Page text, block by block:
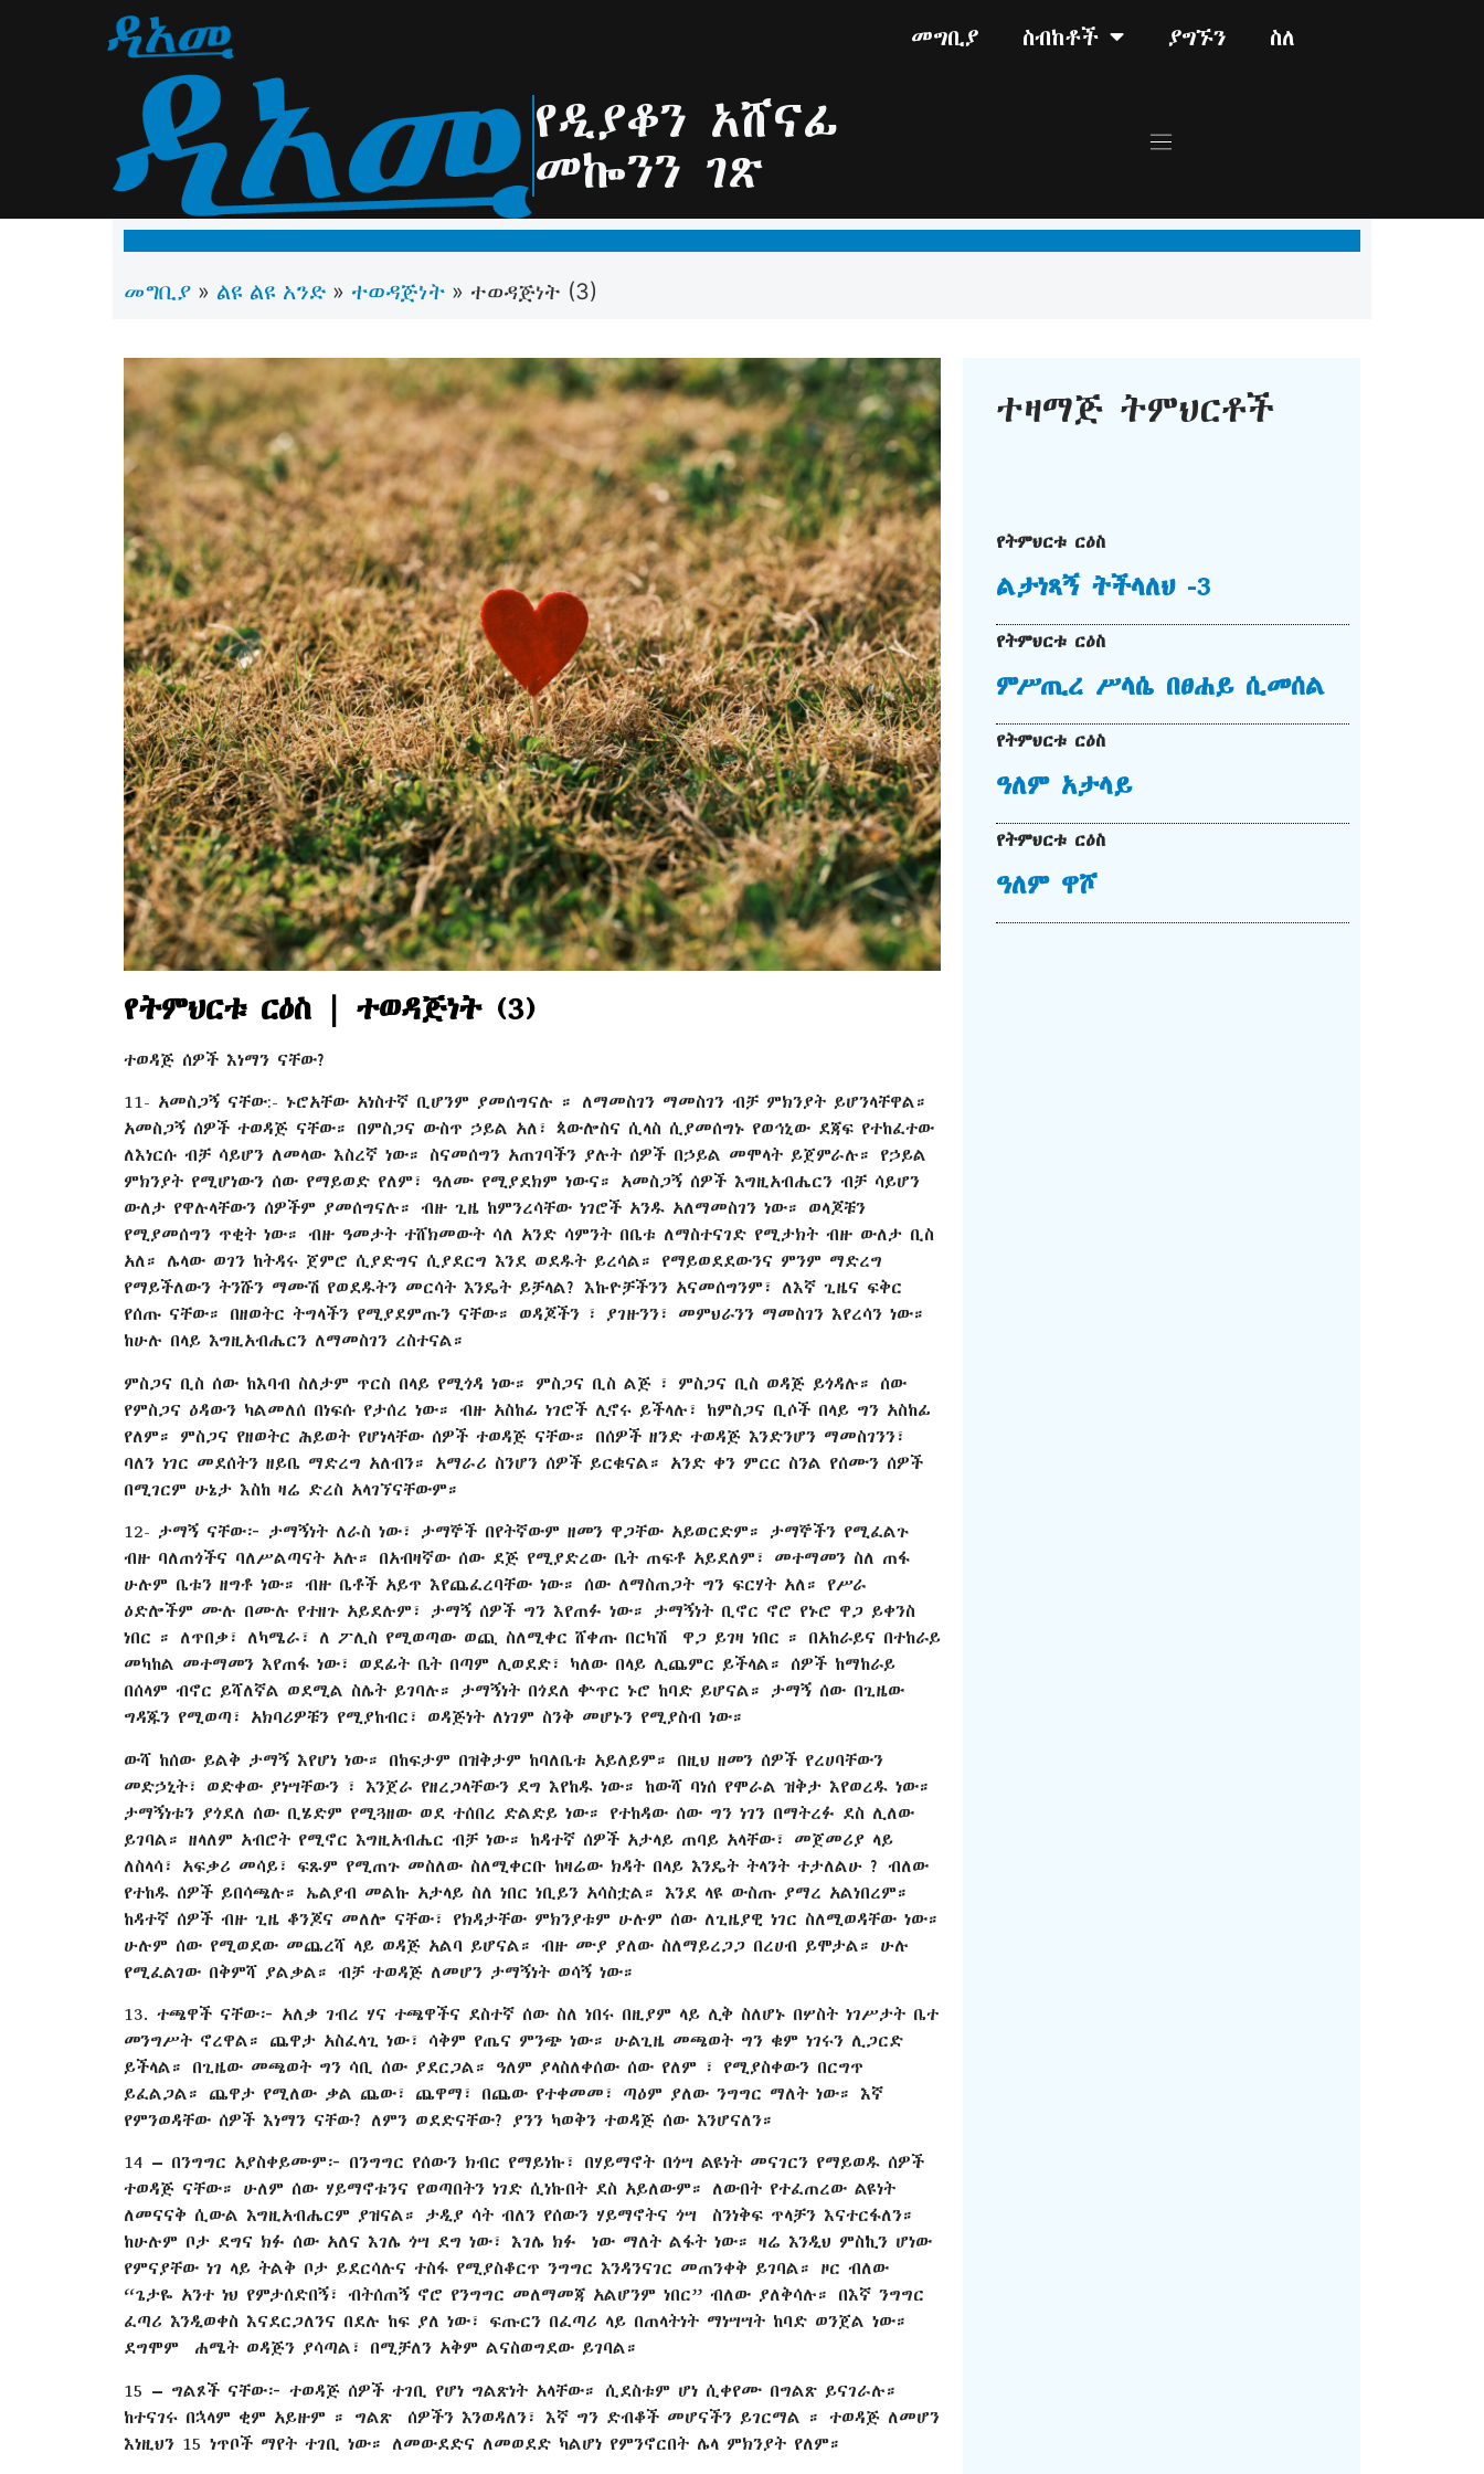
መግቢያ ስብከቶች ያግኙን ስለ
የዲያቆን አሸናፊ
መኰንን ገጽ
መግቢያ » ልዩ ልዩ አንድ » ተወዳጅነት » ተወዳጅነት (3)
የትምህርቱ ርዕስ | ተወዳጅነት (3)
ተወዳጅ ሰዎች እነማን ናቸው?
11- አመስጋኝ ናቸው:- ኑሮአቸው አነስተኛ ቢሆንም ያመሰግናሉ ። ለማመስገን ማመስገን ብቻ ምክንያት ይሆንላቸዋል።
አመስጋኝ ሰዎች ተወዳጅ ናቸው። በምስጋና ውስጥ ኃይል አለ፣ ጳውሎስና ሲላስ ሲያመሰግኑ የወኅኒው ደጃፍ የተከፈተው
ለእነርሱ ብቻ ሳይሆን ለመላው እስረኛ ነው። ስናመሰግን አጠገባችን ያሉት ሰዎች በኃይል መሞላት ይጀምራሉ። የኃይል
ምክንያት የሚሆነውን ሰው የማይወድ የለም፣ ዓለሙ የሚያደክም ነውና። አመስጋኝ ሰዎች እግዚአብሔርን ብቻ ሳይሆን
ውለታ የዋሉላቸውን ሰዎችም ያመሰግናሉ። ብዙ ጊዜ ከምንረሳቸው ነገሮች አንዱ አለማመስገን ነው። ወላጆቹን
የሚያመሰግን ጥቂት ነው። ብዙ ዓመታት ተሸክመውት ሳለ አንድ ሳምንት በቤቱ ለማስተናገድ የሚታክት ብዙ ውለታ ቢስ
አለ። ሌላው ወገን ከትዳሩ ጀምሮ ሲያድግና ሲያደርግ እንደ ወደዱት ይረሳል። የማይወደደውንና ምንም ማድረግ
የማይችለውን ትንሹን ማሙሽ የወደዱትን መርሳት እንዴት ይቻላል? እኩዮቻችንን አናመሰግንም፣ ለእኛ ጊዜና ፍቅር
የሰጡ ናቸው። በዘወትር ትግላችን የሚያደምጡን ናቸው። ወዳጆችን ፣ ያገዙንን፣ መምህራንን ማመስገን እየረሳን ነው።
ከሁሉ በላይ እግዚአብሔርን ለማመስገን ረስተናል።
ምስጋና ቢስ ሰው ከእባብ ስለታም ጥርስ በላይ የሚጎዳ ነው። ምስጋና ቢስ ልጅ ፣ ምስጋና ቢስ ወዳጅ ይጎዳሉ። ሰው
የምስጋና ዕዳውን ካልመለሰ በነፍሱ የታሰረ ነው። ብዙ አስከፊ ነገሮች ሊኖሩ ይችላሉ፣ ከምስጋና ቢሶች በላይ ግን አስከፊ
የለም። ምስጋና የዘወትር ሕይወት የሆነላቸው ሰዎች ተወዳጅ ናቸው። በሰዎች ዘንድ ተወዳጅ እንድንሆን ማመስገንን፣
ባለን ነገር መደሰትን ዘይቤ ማድረግ አለብን። አማራሪ ስንሆን ሰዎች ይርቁናል። አንድ ቀን ምርር ስንል የሰሙን ሰዎች
በሚገርም ሁኔታ እስከ ዛሬ ድረስ አላገኘናቸውም።
12- ታማኝ ናቸው፦ ታማኝነት ለራስ ነው፣ ታማኞች በየትኛውም ዘመን ዋጋቸው አይወርድም። ታማኞችን የሚፈልጉ
ብዙ ባለጠጎችና ባለሥልጣናት አሉ። በአብዛኛው ሰው ደጅ የሚያድረው ቤት ጠፍቶ አይደለም፣ መተማመን ስለ ጠፋ
ሁሉም ቤቱን ዘግቶ ነው። ብዙ ቤቶች አይጥ እየጨፈረባቸው ነው። ሰው ለማስጠጋት ግን ፍርሃት አለ። የሥራ
ዕድሎችም ሙሉ በሙሉ የተዘጉ አይደሉም፣ ታማኝ ሰዎች ግን እየጠፉ ነው። ታማኝነት ቢኖር ኖሮ የኑሮ ዋጋ ይቀንስ
ነበር ። ለጥበቃ፣ ለካሜራ፣ ለ ፖሊስ የሚወጣው ወጪ ስለሚቀር ሸቀጡ በርካሽ ዋጋ ይገዛ ነበር ። በአከራይና በተከራይ
መካከል መተማመን እየጠፋ ነው፣ ወደፊት ቤት በጣም ሊወደድ፣ ካለው በላይ ሊጨምር ይችላል። ሰዎች ከማከራይ
በሰላም ብኖር ይሻለኛል ወደሚል ስሌት ይገባሉ። ታማኝነት በጎደለ ቍጥር ኑሮ ከባድ ይሆናል። ታማኝ ሰው በጊዜው
ግዳጁን የሚወጣ፣ አክባሪዎቹን የሚያከብር፣ ወዳጅነት ለነገም ስንቅ መሆኑን የሚያስብ ነው።
ውሻ ከሰው ይልቅ ታማኝ እየሆነ ነው። በከፍታም በዝቅታም ከባለቤቱ አይለይም። በዚህ ዘመን ሰዎች የረሀባቸውን
መድኃኒት፣ ወድቀው ያነሣቸውን ፣ እንጀራ የዘረጋላቸውን ደግ እየከዱ ነው። ከውሻ ባነሰ የሞራል ዝቅታ እየወረዱ ነው።
ታማኝነቱን ያጎደለ ሰው ቢሄድም የሚጓዘው ወደ ተሰበረ ድልድይ ነው። የተከዳው ሰው ግን ነገን በማትረፉ ደስ ሊለው
ይገባል። ዘላለም አብሮት የሚኖር እግዚአብሔር ብቻ ነው። ከዳተኛ ሰዎች አታላይ ጠባይ አላቸው፣ መጀመሪያ ላይ
ለስላሳ፣ አፍቃሪ መሳይ፣ ፍጹም የሚጠጉ መስለው ስለሚቀርቡ ከዛሬው ክዳት በላይ እንዴት ትላንት ተታለልሁ ? ብለው
የተከዱ ሰዎች ይበሳጫሉ። ኤልያብ መልኩ አታላይ ስለ ነበር ነቢይን አሳስቷል። እንደ ላዩ ውስጡ ያማረ አልነበረም።
ከዳተኛ ሰዎች ብዙ ጊዜ ቆንጆና መለሎ ናቸው፣ የክዳታቸው ምክንያቱም ሁሉም ሰው ለጊዜያዊ ነገር ስለሚወዳቸው ነው።
ሁሉም ሰው የሚወደው መጨረሻ ላይ ወዳጅ አልባ ይሆናል። ብዙ ሙያ ያለው ስለማይረጋጋ በረሀብ ይሞታል። ሁሉ
የሚፈልገው በቅምሻ ያልቃል። ብቻ ተወዳጅ ለመሆን ታማኝነት ወሳኝ ነው።
13. ተጫዋች ናቸው፦ አለቃ ገብረ ሃና ተጫዋችና ደስተኛ ሰው ስለ ነበሩ በዚያም ላይ ሊቅ ስለሆኑ በሦስት ነገሥታት ቤተ
መንግሥት ኖረዋል። ጨዋታ አስፈላጊ ነው፣ ሳቅም የጤና ምንጭ ነው። ሁልጊዜ መጫወት ግን ቁም ነገሩን ሊጋርድ
ይችላል። በጊዜው መጫወት ግን ሳቢ ሰው ያደርጋል። ዓለም ያላስለቀሰው ሰው የለም ፣ የሚያስቀውን በርግጥ
ይፈልጋል። ጨዋታ የሚለው ቃል ጨው፣ ጨዋማ፣ በጨው የተቀመመ፣ ጣዕም ያለው ንግግር ማለት ነው። እኛ
የምንወዳቸው ሰዎች እነማን ናቸው? ለምን ወደድናቸው? ያንን ካወቅን ተወዳጅ ሰው እንሆናለን።
14 – በንግግር አያስቀይሙም፦ በንግግር የሰውን ክብር የማይነኩ፣ በሃይማኖት በጎሣ ልዩነት መናገርን የማይወዱ ሰዎች
ተወዳጅ ናቸው። ሁለም ሰው ሃይማኖቱንና የወጣበትን ነገድ ሲነኩበት ደስ አይለውም። ለውበት የተፈጠረው ልዩነት
ለመናናቅ ሲውል እግዚአብሔርም ያዝናል። ታዲያ ሳት ብለን የሰውን ሃይማኖትና ጎሣ ስንነቅፍ ጥላቻን እናተርፋለን።
ከሁሉም ቦታ ደግና ክፉ ሰው አለና እገሌ ጎሣ ደግ ነው፣ እገሌ ክፉ ነው ማለት ልፋት ነው። ዛሬ እንዲህ ምስኪን ሆነው
የምናያቸው ነገ ላይ ትልቅ ቦታ ይደርሳሉና ተስፋ የሚያስቆርጥ ንግግር እንዳንናገር መጠንቀቅ ይገባል። ዞር ብለው
“ጌታዬ አንተ ነህ የምታሰድበኝ፣ ብትሰጠኝ ኖሮ የንግግር መለማመጃ አልሆንም ነበር” ብለው ያለቅሳሉ። በእኛ ንግግር
ፈጣሪ እንዲወቀስ እናደርጋለንና በደሉ ከፍ ያለ ነው፣ ፍጡርን በፈጣሪ ላይ በጠላትነት ማነሣሣት ከባድ ወንጀል ነው።
ደግሞም ሐሜት ወዳጅን ያሳጣል፣ በሚቻለን አቅም ልናስወግደው ይገባል።
15 – ግልጾች ናቸው፦ ተወዳጅ ሰዎች ተገቢ የሆነ ግልጽነት አላቸው። ሲደስቱም ሆነ ሲቀየሙ በግልጽ ይናገራሉ።
ከተናገሩ በኋላም ቂም አይዙም ። ግልጽ ሰዎችን እንወዳለን፣ እኛ ግን ድብቆች መሆናችን ይገርማል ። ተወዳጅ ለመሆን
እነዚህን 15 ነጥቦች ማየት ተገቢ ነው። ለመውደድና ለመወደድ ካልሆነ የምንኖርበት ሌላ ምክንያት የለም።
ተዛማጅ ትምህርቶች
የትምህርቱ ርዕስ
ልታነጻኝ ትችላለህ -3
የትምህርቱ ርዕስ
ምሥጢረ ሥላሴ በፀሐይ ሲመሰል
የትምህርቱ ርዕስ
ዓለም አታላይ
የትምህርቱ ርዕስ
ዓለም ዋሾ